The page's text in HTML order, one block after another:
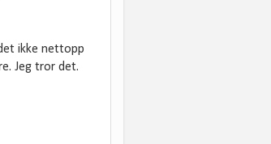
ikke nettopp
Jeg tror det.